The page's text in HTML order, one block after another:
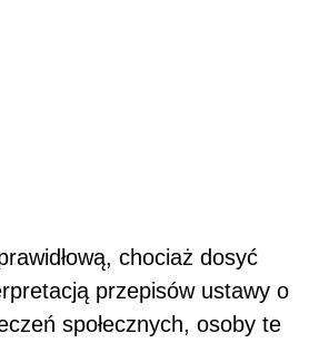
chociaż dosyć
przepisów ustawy o
społecznych, osoby te